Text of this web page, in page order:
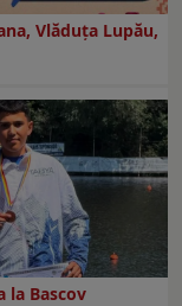
Vlăduța Lupău,
la Bascov